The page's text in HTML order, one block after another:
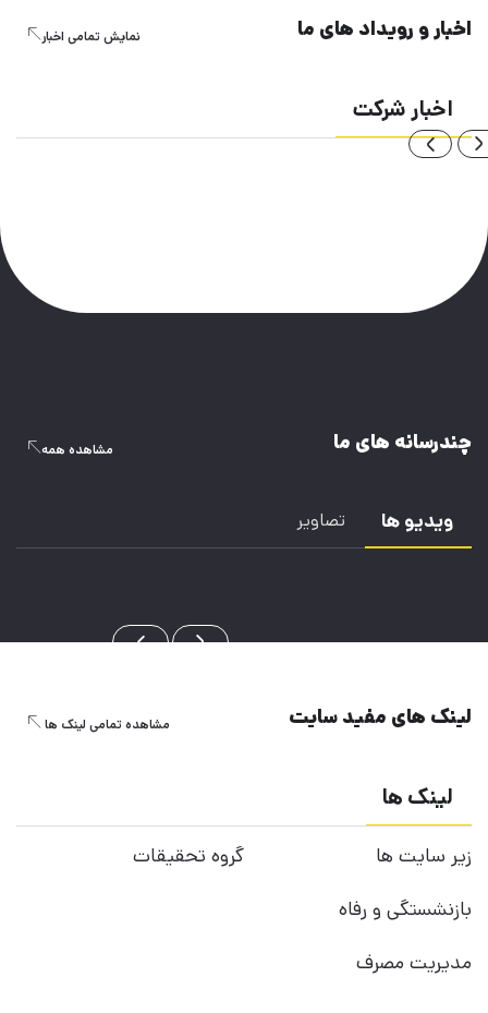
اخبار و رویداد های ما نمایش تمامی اخبار
اخبار شرکت
چندرسانه های ما مشاهده همه
ویدیو ها تصاویر
لینک های مفید سایت مشاهده تمامی لینک ها
لینک ها
زیر سایت ها
بازنشستگی و رفاه
مدیریت مصرف
گروه تحقیقات